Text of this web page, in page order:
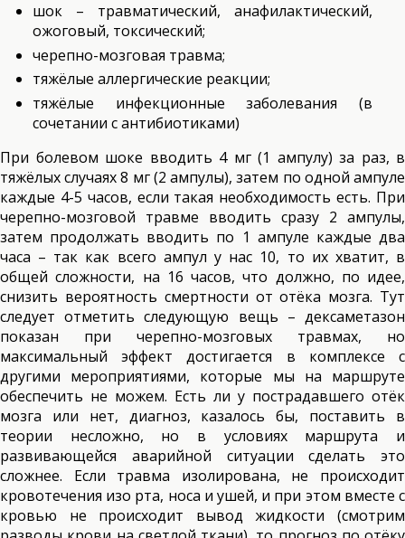
шок – травматический, анафилактический,
ожоговый, токсический;
черепно-мозговая травма;
тяжёлые аллергические реакции;
тяжёлые инфекционные заболевания (в
сочетании с антибиотиками)
При болевом шоке вводить 4 мг (1 ампулу) за раз, в
тяжёлых случаях 8 мг (2 ампулы), затем по одной ампуле
каждые 4-5 часов, если такая необходимость есть. При
черепно-мозговой травме вводить сразу 2 ампулы,
затем продолжать вводить по 1 ампуле каждые два
часа – так как всего ампул у нас 10, то их хватит, в
общей сложности, на 16 часов, что должно, по идее,
снизить вероятность смертности от отёка мозга. Тут
следует отметить следующую вещь – дексаметазон
показан при черепно-мозговых травмах, но
максимальный эффект достигается в комплексе с
другими мероприятиями, которые мы на маршруте
обеспечить не можем. Есть ли у пострадавшего отёк
мозга или нет, диагноз, казалось бы, поставить в
теории несложно, но в условиях маршрута и
развивающейся аварийной ситуации сделать это
сложнее. Если травма изолирована, не происходит
кровотечения изо рта, носа и ушей, и при этом вместе с
кровью не происходит вывод жидкости (смотрим